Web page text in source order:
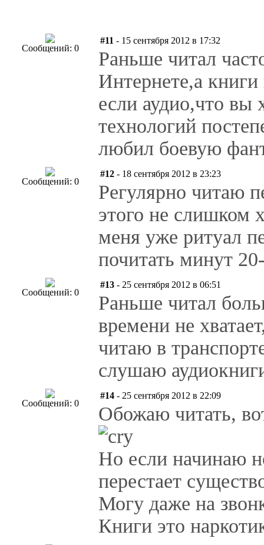
Сообщений: 0
#11 - 15 сентября 2012 в 17:32
Раньше читал
Интернете,а
если аудио,что вы
технологий
любил боевую
Сообщений: 0
#12 - 18 сентября 2012 в 23:23
Регулярно читаю
этого не слишком
меня уже ритуал
почитать минут
Сообщений: 0
#13 - 25 сентября 2012 в 06:51
Раньше читал
времени не
читаю в
слушаю
Сообщений: 0
#14 - 25 сентября 2012 в 22:09
Обожаю читать,
Но если начинаю
перестает
Могу даже на
Книги это